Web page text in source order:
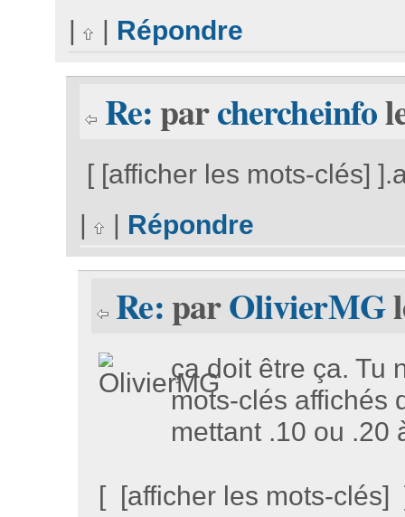
| | Répondre
Re:parchercheinfo
[ [afficher les mots-clés]
|
Répondre
Re:parOlivierMG
ça doit être ça. Tu
mots-clés affichés
mettant .10 ou .20
[ [afficher les mots-clés]